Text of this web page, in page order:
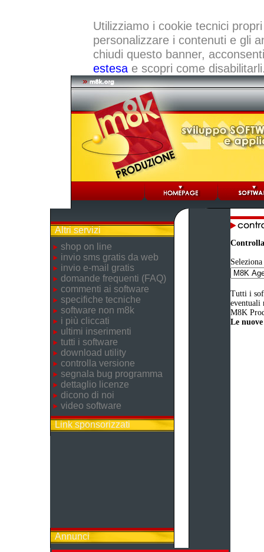
Utilizziamo i cookie tecnici
personalizzare i contenuti e gli
chiudi questo banner,
estesae scopri come
Altri servizi
shop on line
invio sms gratis da web
invio e-mail gratis
domande frequenti (FAQ)
commenti ai software
specifiche tecniche
software non m8k
i più cliccati
ultimi inserimenti
tutti i software
download utility
controlla versione
segnala bug programma
dettaglio licenze
dicono di noi
video software
Link sponsorizzati
Annunci
Tutti i
eventuali
M8K
Le